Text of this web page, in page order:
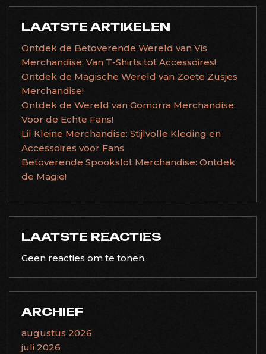
LAATSTE ARTIKELEN
Ontdek de Betoverende Wereld van Vis
Merchandise: Van T-Shirts tot Accessoires!
Ontdek de Magische Wereld van Zoete Zusjes
Merchandise!
Ontdek de Wereld van Gomorra Merchandise:
Voor de Echte Fans!
Lil Kleine Merchandise: Stijlvolle Kleding en
Accessoires voor Fans
Betoverende Spookslot Merchandise: Ontdek
de Magie!
LAATSTE REACTIES
Geen reacties om te tonen.
ARCHIEF
augustus 2026
juli 2026